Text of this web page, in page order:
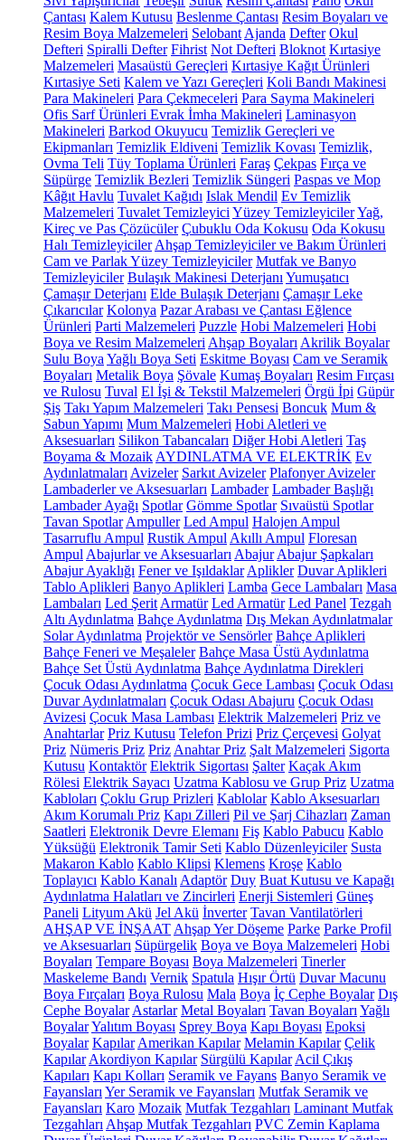
Çantası Kalem Kutusu Beslenme Çantası Resim Boyaları ve
Resim Boya Malzemeleri Selobant Ajanda Defter Okul
Defteri Spiralli Defter Fihrist Not Defteri Bloknot Kırtasiye
Malzemeleri Masaüstü Gereçleri Kırtasiye Kağıt Ürünleri
Kırtasiye Seti Kalem ve Yazı Gereçleri Koli Bandı Makinesi
Para Makineleri Para Çekmeceleri Para Sayma Makineleri
Ofis Sarf Ürünleri Evrak İmha Makineleri Laminasyon
Makineleri Barkod Okuyucu Temizlik Gereçleri ve
Ekipmanları Temizlik Eldiveni Temizlik Kovası Temizlik,
Ovma Teli Tüy Toplama Ürünleri Faraş Çekpas Fırça ve
Süpürge Temizlik Bezleri Temizlik Süngeri Paspas ve Mop
Kâğıt Havlu Tuvalet Kağıdı Islak Mendil Ev Temizlik
Malzemeleri Tuvalet Temizleyici Yüzey TemizleyicilerYağ,
Kireç ve Pas Çözücüler Çubuklu Oda Kokusu Oda Kokusu
Halı Temizleyiciler Ahşap Temizleyiciler ve Bakım Ürünleri
Cam ve Parlak Yüzey Temizleyiciler Mutfak ve Banyo
Temizleyiciler Bulaşık Makinesi Deterjanı Yumuşatıcı
Çamaşır Deterjanı Elde Bulaşık Deterjanı Çamaşır Leke
Çıkarıcılar Kolonya Pazar Arabası ve Çantası Eğlence
Ürünleri Parti Malzemeleri Puzzle Hobi Malzemeleri Hobi
Boya ve Resim Malzemeleri Ahşap Boyaları Akrilik Boyalar
Sulu Boya Yağlı Boya Seti Eskitme Boyası Cam ve Seramik
Boyaları Metalik Boya Şövale Kumaş Boyaları Resim Fırçası
ve Rulosu Tuval El İşi & Tekstil Malzemeleri Örgü İpi Güpür
Şiş Takı Yapım Malzemeleri Takı Pensesi Boncuk Mum &
Sabun Yapımı Mum Malzemeleri Hobi Aletleri ve
Aksesuarları Silikon Tabancaları Diğer Hobi Aletleri Taş
Boyama & Mozaik AYDINLATMA VE ELEKTRİK Ev
Aydınlatmaları Avizeler Sarkıt Avizeler Plafonyer Avizeler
Lambaderler ve Aksesuarları Lambader Lambader Başlığı
Lambader Ayağı Spotlar Gömme Spotlar Sıvaüstü Spotlar
Tavan Spotlar Ampuller Led Ampul Halojen Ampul
Tasarruflu Ampul Rustik Ampul Akıllı Ampul Floresan
Ampul Abajurlar ve Aksesuarları Abajur Abajur Şapkaları
Abajur Ayaklığı Fener ve Işıldaklar Aplikler Duvar Aplikleri
Tablo Aplikleri Banyo Aplikleri Lamba Gece Lambaları Masa
Lambaları Led Şerit Armatür Led Armatür Led Panel Tezgah
Altı Aydınlatma Bahçe Aydınlatma Dış Mekan Aydınlatmalar
Solar Aydınlatma Projektör ve Sensörler Bahçe Aplikleri
Bahçe Feneri ve Meşaleler Bahçe Masa Üstü Aydınlatma
Bahçe Set Üstü Aydınlatma Bahçe Aydınlatma Direkleri
Çocuk Odası Aydınlatma Çocuk Gece Lambası Çocuk Odası
Duvar Aydınlatmaları Çocuk Odası Abajuru Çocuk Odası
Avizesi Çocuk Masa Lambası Elektrik Malzemeleri Priz ve
Anahtarlar Priz Kutusu Telefon Prizi Priz Çerçevesi Golyat
Priz Nümeris Priz Priz Anahtar Priz Şalt Malzemeleri Sigorta
Kutusu Kontaktör Elektrik Sigortası Şalter Kaçak Akım
Rölesi Elektrik Sayacı Uzatma Kablosu ve Grup Priz Uzatma
Kabloları Çoklu Grup Prizleri Kablolar Kablo Aksesuarları
Akım Korumalı Priz Kapı Zilleri Pil ve Şarj Cihazları Zaman
Saatleri Elektronik Devre Elemanı Fiş Kablo Pabucu Kablo
Yüksüğü Elektronik Tamir Seti Kablo Düzenleyiciler Susta
Makaron Kablo Kablo Klipsi Klemens Kroşe Kablo
Toplayıcı Kablo Kanalı Adaptör Duy Buat Kutusu ve Kapağı
Aydınlatma Halatları ve Zincirleri Enerji Sistemleri Güneş
Paneli Lityum Akü Jel Akü İnverter Tavan Vantilatörleri
AHŞAP VE İNŞAAT Ahşap Yer Döşeme Parke Parke Profil
ve Aksesuarları Süpürgelik Boya ve Boya Malzemeleri Hobi
Boyaları Tempare Boyası Boya Malzemeleri Tinerler
Maskeleme Bandı Vernik Spatula Hışır Örtü Duvar Macunu
Boya Fırçaları Boya Rulosu Mala Boya İç Cephe Boyalar Dış
Cephe Boyalar Astarlar Metal Boyaları Tavan Boyaları Yağlı
BoyalarYalıtım Boyası Sprey Boya Kapı Boyası Epoksi
Boyalar Kapılar Amerikan Kapılar Melamin Kapılar Çelik
Kapılar Akordiyon Kapılar Sürgülü Kapılar Acil Çıkış
Kapıları Kapı Kolları Seramik ve Fayans Banyo Seramik ve
Fayansları Yer Seramik ve Fayansları Mutfak Seramik ve
Fayansları Karo Mozaik Mutfak Tezgahları Laminant Mutfak
Tezgahları Ahşap Mutfak Tezgahları PVC Zemin Kaplama